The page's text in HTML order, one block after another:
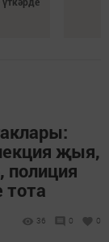
җыя,
полиция
тота
36 0 0